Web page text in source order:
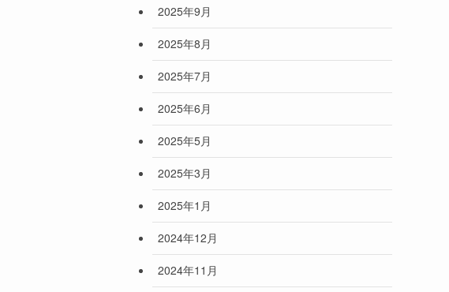
2025年9月
2025年8月
2025年7月
2025年6月
2025年5月
2025年3月
2025年1月
2024年12月
2024年11月